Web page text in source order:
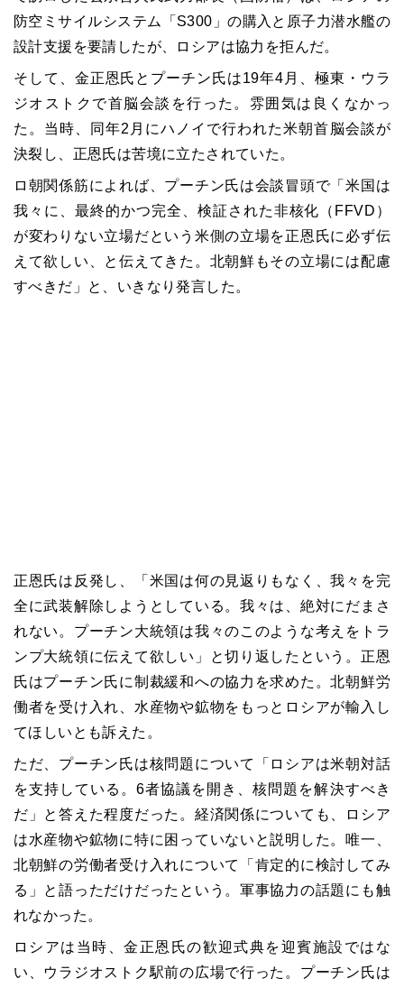
防空ミサイルシステム「S300」の購入と原子力潜水艦の
設計支援を要請したが、ロシアは協力を拒んだ。
そして、金正恩氏とプーチン氏は19年4月、極東・ウラ
ジオストクで首脳会談を行った。雰囲気は良くなかっ
た。当時、同年2月にハノイで行われた米朝首脳会談が
決裂し、正恩氏は苦境に立たされていた。
ロ朝関係筋によれば、プーチン氏は会談冒頭で「米国は
我々に、最終的かつ完全、検証された非核化（FFVD）
が変わりない立場だという米側の立場を正恩氏に必ず伝
えて欲しい、と伝えてきた。北朝鮮もその立場には配慮
すべきだ」と、いきなり発言した。
正恩氏は反発し、「米国は何の見返りもなく、我々を完
全に武装解除しようとしている。我々は、絶対にだまさ
れない。プーチン大統領は我々のこのような考えをトラ
ンプ大統領に伝えて欲しい」と切り返したという。正恩
氏はプーチン氏に制裁緩和への協力を求めた。北朝鮮労
働者を受け入れ、水産物や鉱物をもっとロシアが輸入し
てほしいとも訴えた。
ただ、プーチン氏は核問題について「ロシアは米朝対話
を支持している。6者協議を開き、核問題を解決すべき
だ」と答えた程度だった。経済関係についても、ロシア
は水産物や鉱物に特に困っていないと説明した。唯一、
北朝鮮の労働者受け入れについて「肯定的に検討してみ
る」と語っただけだったという。軍事協力の話題にも触
れなかった。
ロシアは当時、金正恩氏の歓迎式典を迎賓施設ではな
い、ウラジオストク駅前の広場で行った。プーチン氏は